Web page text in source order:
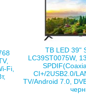
Fi,
ТВ LED 39"
LC39ST0075W,
CI+/2USB2.0/
TV/Android 7.0,